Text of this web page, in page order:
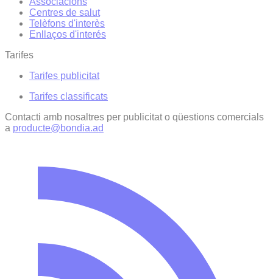
Centres de salut
Telèfons d'interès
Enllaços d'interés
Tarifes
Tarifes publicitat
Tarifes classificats
Contacti amb nosaltres per publicitat o qüestions comercials
a producte@bondia.ad